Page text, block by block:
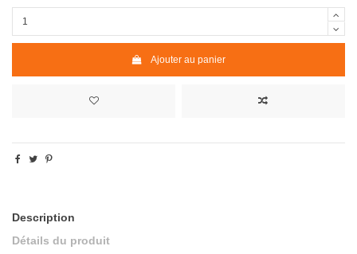
Ajouter au panier
Description
Détails du produit